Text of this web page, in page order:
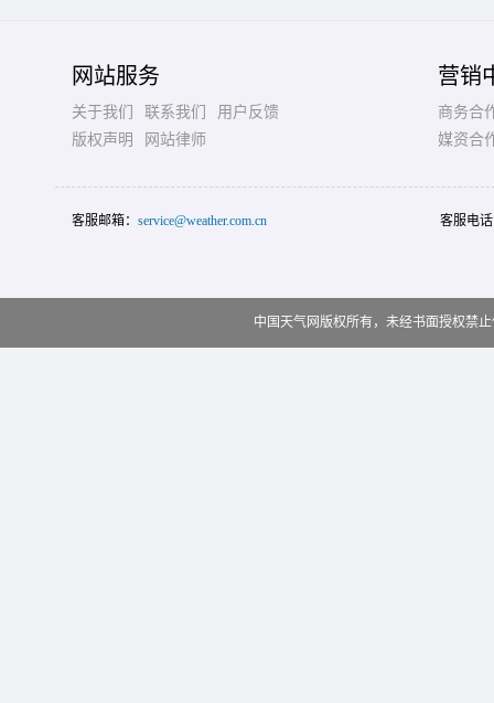
网站服务
关于我们 联系我们
用户反馈
版权声明
网站律师
营销
商务合
媒资合
客服邮箱： service@weather.com.cn 客服电
中国天气网版权所有，未经书面授权